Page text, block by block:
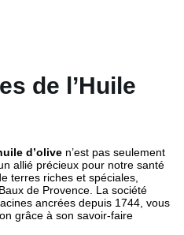
de l’Huile
d’olive n’est pas seulement
allié précieux pour notre santé
terres riches et spéciales,
de Provence. La société
ancrées depuis 1744, vous
grâce à son savoir-faire